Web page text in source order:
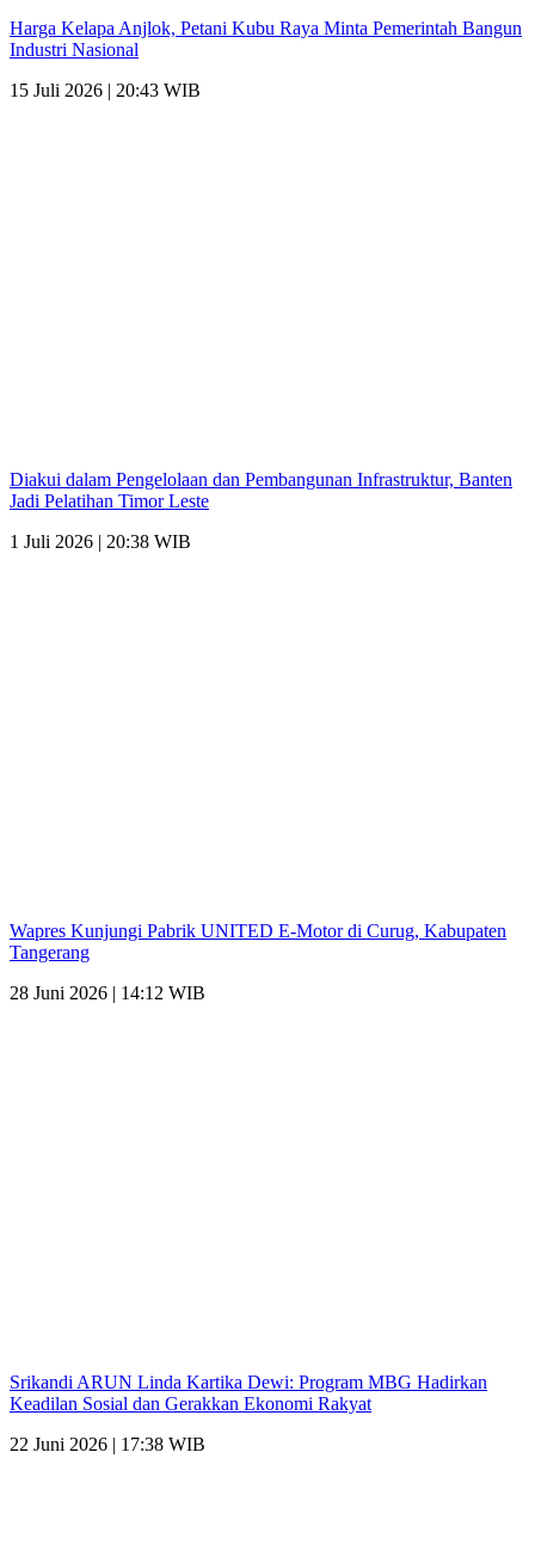
Harga Kelapa Anjlok, Petani Kubu Raya Minta Pemerintah Bangun
Industri Nasional
15 Juli 2026 | 20:43 WIB
Diakui dalam Pengelolaan dan Pembangunan Infrastruktur, Banten
Jadi Pelatihan Timor Leste
1 Juli 2026 | 20:38 WIB
Wapres Kunjungi Pabrik UNITED E-Motor di Curug, Kabupaten
Tangerang
28 Juni 2026 | 14:12 WIB
Srikandi ARUN Linda Kartika Dewi: Program MBG Hadirkan
Keadilan Sosial dan Gerakkan Ekonomi Rakyat
22 Juni 2026 | 17:38 WIB